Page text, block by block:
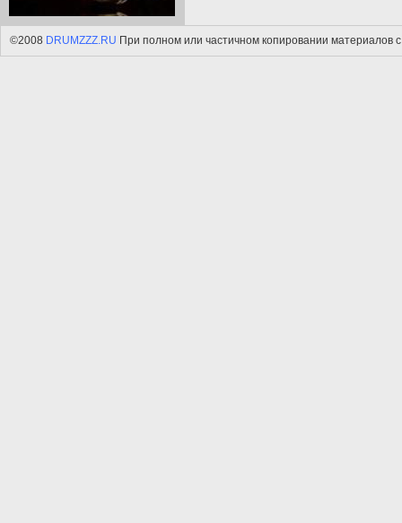
©2008 DRUMZZZ.RU При полном или частичном копировании материалов